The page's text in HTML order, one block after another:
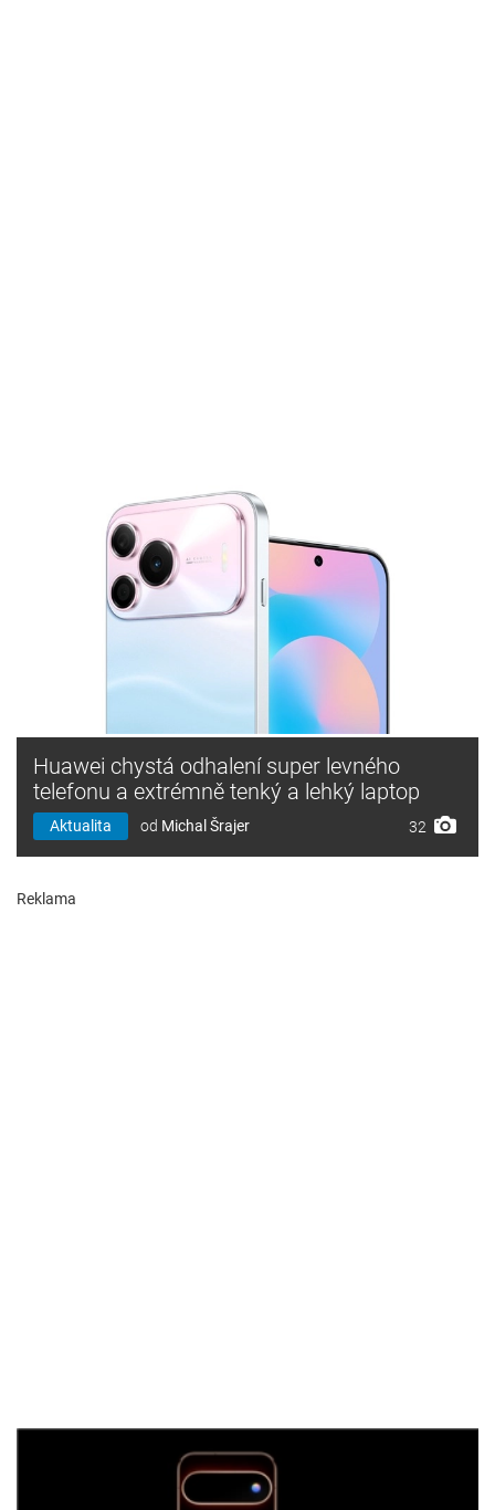
Huawei chystá odhalení super levného
telefonu a extrémně tenký a lehký laptop
Aktualita od Michal Šrajer 32
Reklama